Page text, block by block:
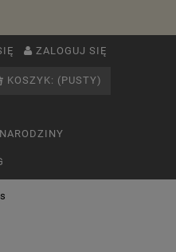
ZALOGUJ SIĘ
KOSZYK: (PUSTY)